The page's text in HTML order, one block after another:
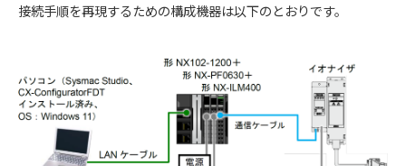
接続手順を再現するための構成機器は以下のとおりです。